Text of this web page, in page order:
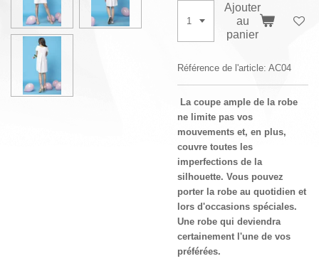
Ajouter
au
panier
Référence de l'article: AC04
La coupe ample de la robe
ne limite pas vos
mouvements et, en plus,
couvre toutes les
imperfections de la
silhouette. Vous pouvez
porter la robe au quotidien et
lors d'occasions spéciales.
Une robe qui deviendra
certainement l'une de vos
préférées.